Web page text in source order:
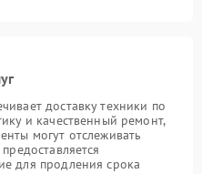
доставку техники по
и качественный ремонт,
могут отслеживать
для продления срока